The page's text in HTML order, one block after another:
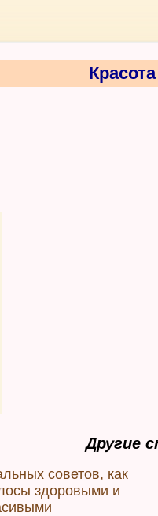
Другие
советов, как
здоровыми и